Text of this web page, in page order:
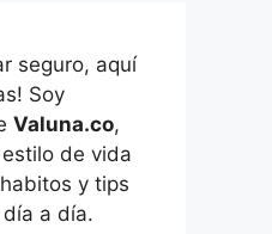
seguro, aquí
Soy
Valuna.co,
de vida
y tips
a día.